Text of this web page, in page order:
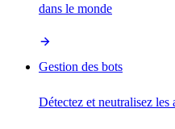
dans le monde
Gestion des bots
Détectez et neutralisez les